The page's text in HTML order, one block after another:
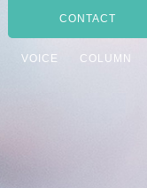
VOICE COLUMN
CONTACT